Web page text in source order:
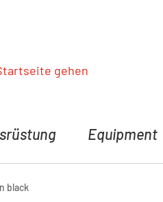
Equipment
black